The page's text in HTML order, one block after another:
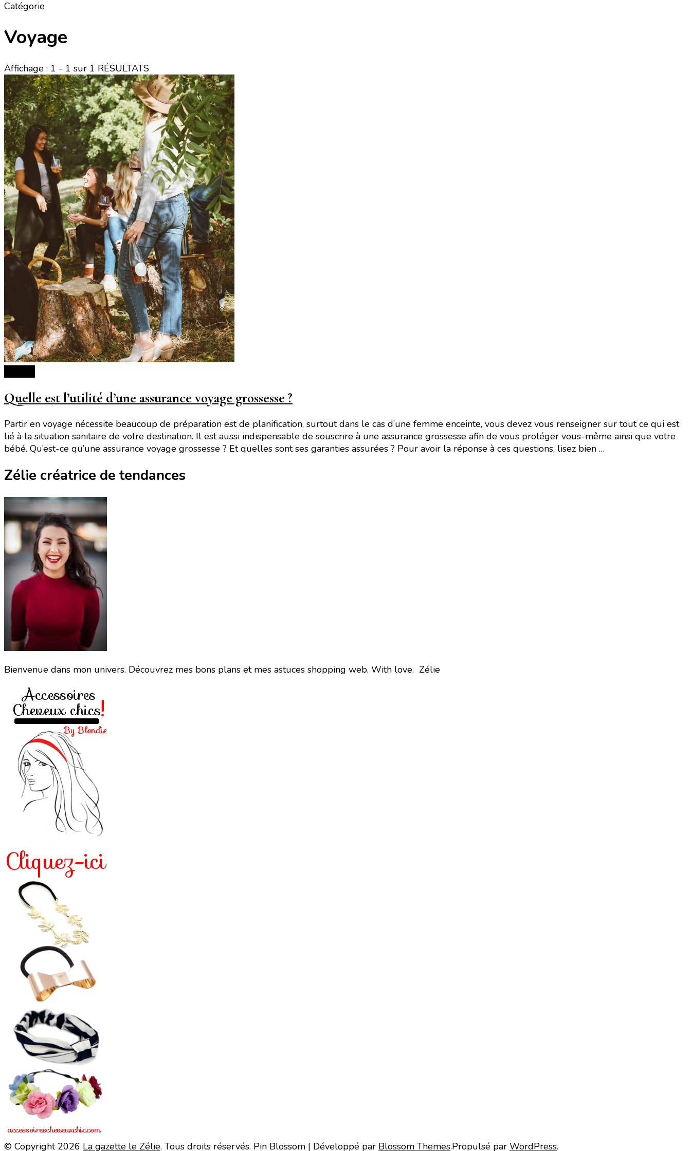
Catégorie
Voyage
Affichage : 1 - 1 sur 1 RÉSULTATS
Quelle est l’utilité d’une assurance voyage grossesse ?
Partir en voyage nécessite beaucoup de préparation est de planification, surtout dans le cas d’une femme enceinte, vous devez vous renseigner sur tout ce qui est
lié à la situation sanitaire de votre destination. Il est aussi indispensable de souscrire à une assurance grossesse afin de vous protéger vous-même ainsi que votre
bébé. Qu’est-ce qu’une assurance voyage grossesse ? Et quelles sont ses garanties assurées ? Pour avoir la réponse à ces questions, lisez bien …
Zélie créatrice de tendances
Bienvenue dans mon univers. Découvrez mes bons plans et mes astuces shopping web. With love. Zélie
© Copyright 2026 La gazette le Zélie. Tous droits réservés. Pin Blossom | Développé par Blossom Themes.Propulsé par WordPress.